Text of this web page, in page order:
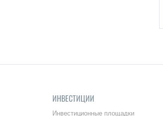
ИНВЕСТИЦИИ
Инвестиционные площадки